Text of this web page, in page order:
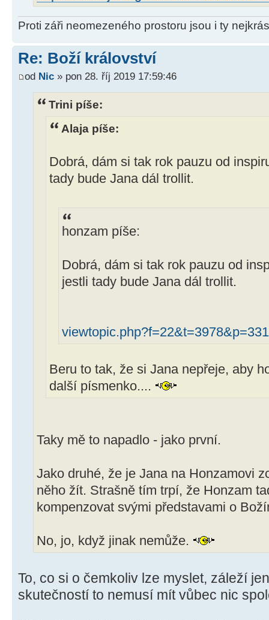
Proti záři neomezeného prostoru jsou i ty
Re: Boží království
od Nic » pon 28. říj 2019 17:59:46
Trini píše:
Alaja píše:
Dobrá, dám si tak rok pauzu od
tady bude Jana dál trollit.
honzam píše:
Dobrá, dám si tak rok pauzu od
jestli tady bude Jana dál trollit.
Beru to tak, že si Jana nepřeje, aby
další písmenko....
Taky mě to napadlo - jako první.
Jako druhé, že je Jana na Honzamovi
něho žít. Strašně tím trpí, že Honzam
kompenzovat svými představami o
No, jo, když jinak nemůže.
To, co si o čemkoliv lze myslet, záleží
skutečností to nemusí mít vůbec nic